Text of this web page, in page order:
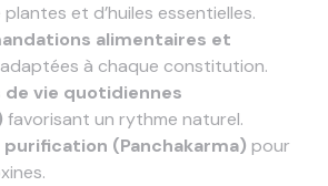
et d’huiles essentielles.
alimentaires et
adaptées à chaque constitution.
de vie quotidiennes
favorisant un rythme naturel.
purification (Panchakarma) pour